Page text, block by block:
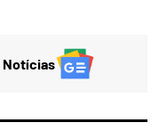
Notícias